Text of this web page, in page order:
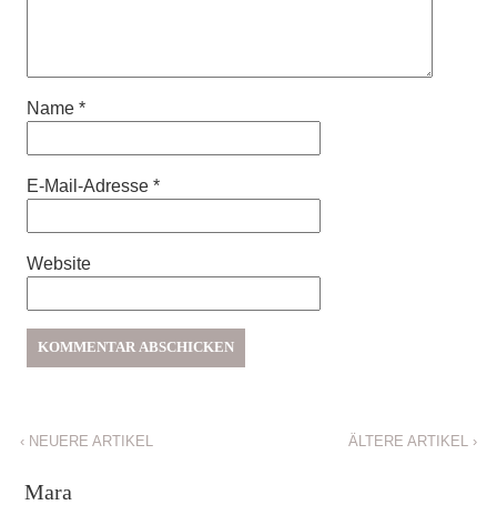
Name *
E-Mail-Adresse *
Website
‹NEUERE ARTIKEL ÄLTERE ARTIKEL ›
Mara